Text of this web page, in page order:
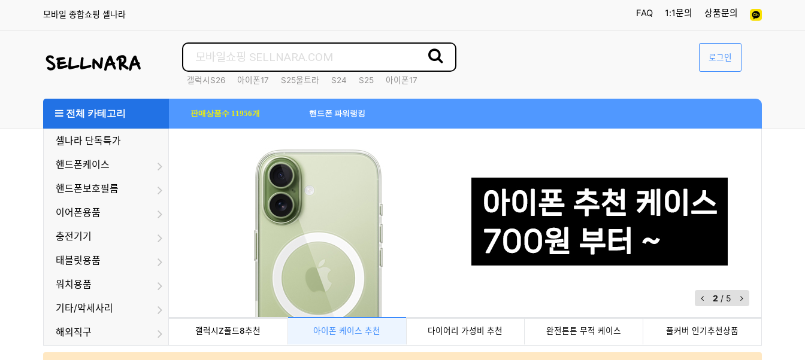
모바일 종합쇼핑 셀나라 FAQ 1:1문의 상품문의
갤럭시S26 아이폰17 S25울트라 S24 S25
아이폰17
로그인
전체 카테고리 판매상품수 11956개 핸드폰 파워랭킹
셀나라 단독특가
핸드폰케이스
핸드폰보호필름
이어폰용품
충전기기
태블릿용품
워치용품
기타/악세사리
해외직구
2 / 5
갤럭시Z폴드8추천 아이폰 케이스 추천 다이어리 가성비 추천 완전튼튼 무적 케이스 풀커버 인기추천상품